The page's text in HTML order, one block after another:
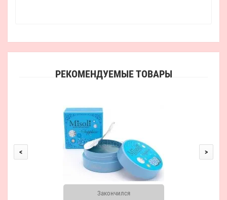
РЕКОМЕНДУЕМЫЕ ТОВАРЫ
Закончился
< >